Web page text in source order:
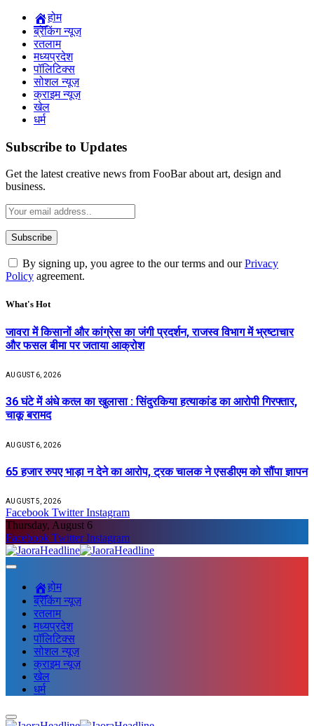
होम
ब्रेकिंग न्यूज़
रतलाम
मध्यप्रदेश
पॉलिटिक्स
सोशल न्यूज़
क्राइम न्यूज़
खेल
धर्म
Subscribe to Updates
Get the latest creative news from FooBar about art, design and
business.
By signing up, you agree to the our terms and ourPrivacy
Policy agreement.
What's Hot
जावरा में किसानों और कांग्रेस का जंगी प्रदर्शन, राजस्व विभाग में भ्रष्टाचार
और फसल बीमा पर जताया आक्रोश
AUGUST 6, 2026
36 घंटे में अंधे कत्ल का खुलासा : सिंदुरकिया हत्याकांड का आरोपी गिरफ्तार,
चाकू बरामद
AUGUST 6, 2026
65 हजार रुपए भाड़ा न देने का आरोप, ट्रक चालक ने एसडीएम को सौंपा ज्ञापन
AUGUST 5, 2026
Facebook Twitter Instagram
Thursday, August 6
Facebook Twitter Instagram
होम
ब्रेकिंग न्यूज़
रतलाम
मध्यप्रदेश
पॉलिटिक्स
सोशल न्यूज़
क्राइम न्यूज़
खेल
धर्म